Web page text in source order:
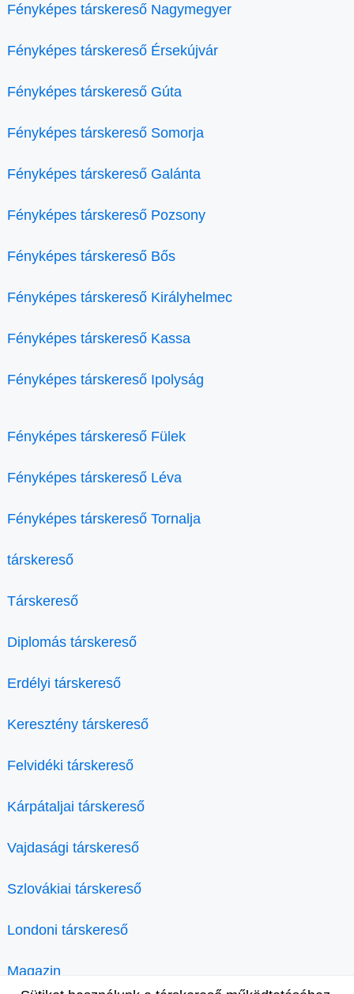
Fényképes társkereső Nagymegyer
Fényképes társkereső Érsekújvár
Fényképes társkereső Gúta
Fényképes társkereső Somorja
Fényképes társkereső Galánta
Fényképes társkereső Pozsony
Fényképes társkereső Bős
Fényképes társkereső Királyhelmec
Fényképes társkereső Kassa
Fényképes társkereső Ipolyság
Fényképes társkereső Fülek
Fényképes társkereső Léva
Fényképes társkereső Tornalja
társkereső
Társkereső
Diplomás társkereső
Erdélyi társkereső
Keresztény társkereső
Felvidéki társkereső
Kárpátaljai társkereső
Vajdasági társkereső
Szlovákiai társkereső
Londoni társkereső
Magazin